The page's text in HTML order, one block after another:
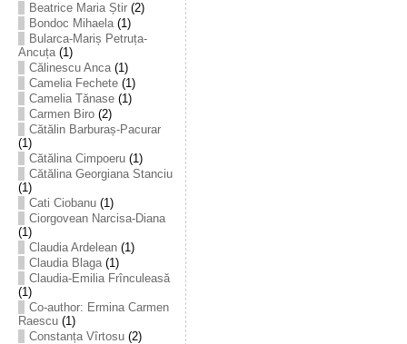
Beatrice Maria Știr(2)
Bondoc Mihaela(1)
Bularca-Mariș Petruța-
Ancuța(1)
Călinescu Anca(1)
Camelia Fechete(1)
Camelia Tănase(1)
Carmen Biro(2)
Cătălin Barburaș-Pacurar
(1)
Cătălina Cimpoeru(1)
Cătălina Georgiana Stanciu
(1)
Cati Ciobanu(1)
Ciorgovean Narcisa-Diana
(1)
Claudia Ardelean(1)
Claudia Blaga(1)
Claudia-Emilia Frînculeasă
(1)
Co-author: Ermina Carmen
Raescu(1)
Constanța Vîrtosu(2)